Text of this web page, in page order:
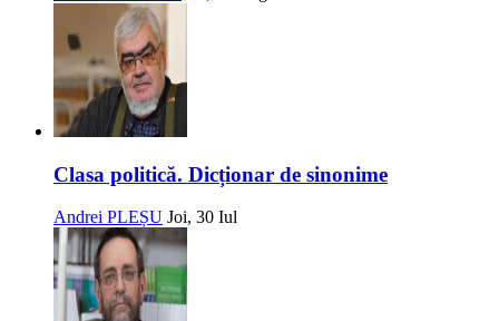
Clasa politică. Dicționar de sinonime
Andrei PLEȘU Joi, 30 Iul